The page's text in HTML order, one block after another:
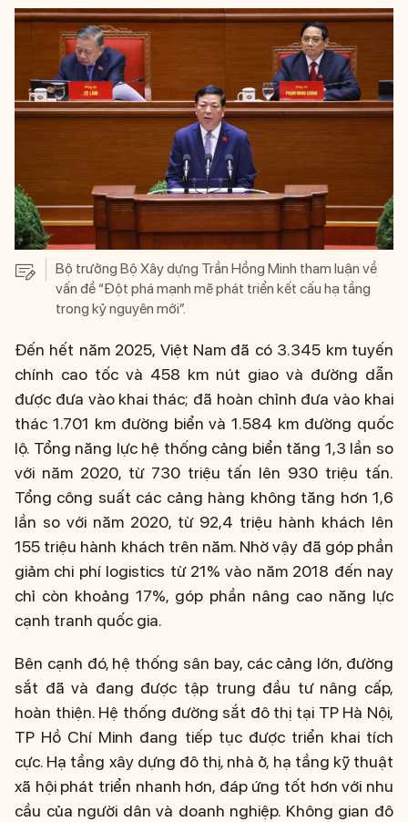
Bộ trưởng Bộ Xây dựng Trần Hồng Minh tham luận về
vấn đề “Đột phá mạnh mẽ phát triển kết cấu hạ tầng
trong kỷ nguyên mới”.
Đến hết năm 2025, Việt Nam đã có 3.345 km tuyến
chính cao tốc và 458 km nút giao và đường dẫn
được đưa vào khai thác; đã hoàn chỉnh đưa vào khai
thác 1.701 km đường biển và 1.584 km đường quốc
lộ. Tổng năng lực hệ thống cảng biển tăng 1,3 lần so
với năm 2020, từ 730 triệu tấn lên 930 triệu tấn.
Tổng công suất các cảng hàng không tăng hơn 1,6
lần so với năm 2020, từ 92,4 triệu hành khách lên
155 triệu hành khách trên năm. Nhờ vậy đã góp phần
giảm chi phí logistics từ 21% vào năm 2018 đến nay
chỉ còn khoảng 17%, góp phần nâng cao năng lực
cạnh tranh quốc gia.
Bên cạnh đó, hệ thống sân bay, các cảng lớn, đường
sắt đã và đang được tập trung đầu tư nâng cấp,
hoàn thiện. Hệ thống đường sắt đô thị tại TP Hà Nội,
TP Hồ Chí Minh đang tiếp tục được triển khai tích
cực. Hạ tầng xây dựng đô thị, nhà ở, hạ tầng kỹ thuật
xã hội phát triển nhanh hơn, đáp ứng tốt hơn với nhu
cầu của người dân và doanh nghiệp. Không gian đô